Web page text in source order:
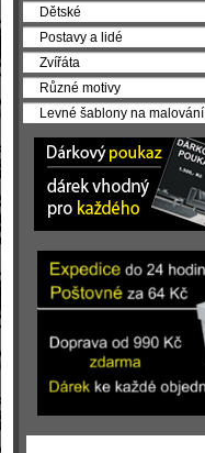
Dětské
Postavy a lidé
Zvířáta
Různé motivy
Levné šablony na malování